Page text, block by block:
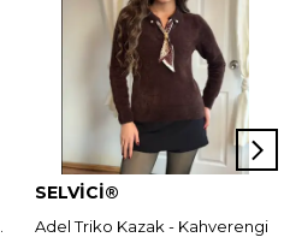
SELVİCİ®
Adel Triko Kazak - Kahverengi